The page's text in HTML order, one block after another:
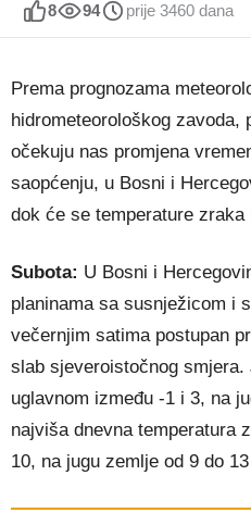
8 94 prije 3460 dana
Prema prognozama
hidrometeorološkog zavoda,
očekuju nas promjena
saopćenju, u Bosni i
dok će se temperature zraka
Subota: U Bosni i
planinama sa susnježicom i
večernjim satima postupan
slab sjeveroistočnog
uglavnom između -1 i 3, na
najviša dnevna temperatura
10, na jugu zemlje od 9 do